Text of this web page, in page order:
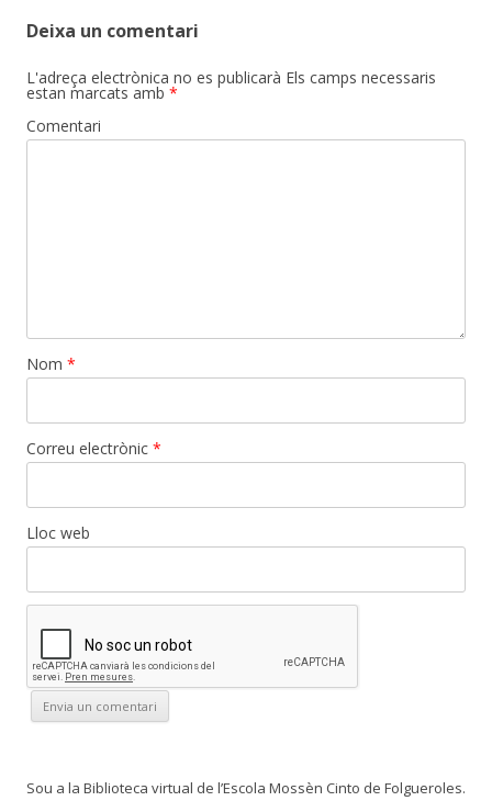
Deixa un comentari
L'adreça electrònica no es publicarà Els camps necessaris
estan marcats amb *
Comentari
Nom *
Correu electrònic *
Lloc web
Sou a la Biblioteca virtual de l’Escola Mossèn Cinto de Folgueroles.